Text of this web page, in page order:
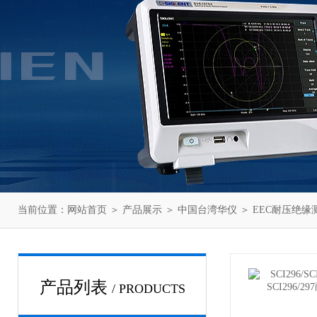
当前位置： 网站首页 ＞ 产品展示 ＞ 中国台湾华仪 ＞ EEC耐压绝缘
产品列表 / PRODUCTS